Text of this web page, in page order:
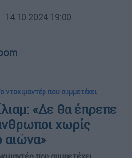
14.10.2024 19:00
ντοκιμαντέρ που συμμετέχει
«Δε θα έπρεπε
χωρίς
αιώνα»
που συμμετέχει